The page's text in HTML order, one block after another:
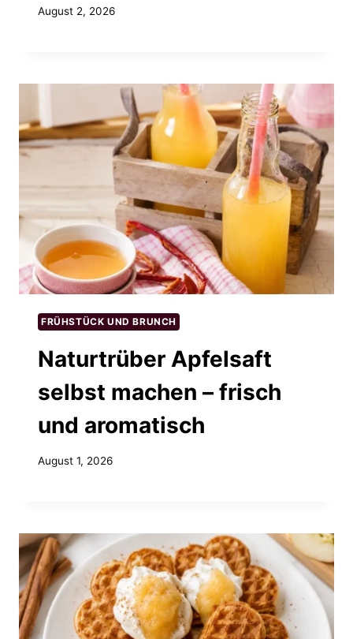
August 2, 2026
FRÜHSTÜCK UND BRUNCH
Naturtrüber Apfelsaft
selbst machen – frisch
und aromatisch
August 1, 2026